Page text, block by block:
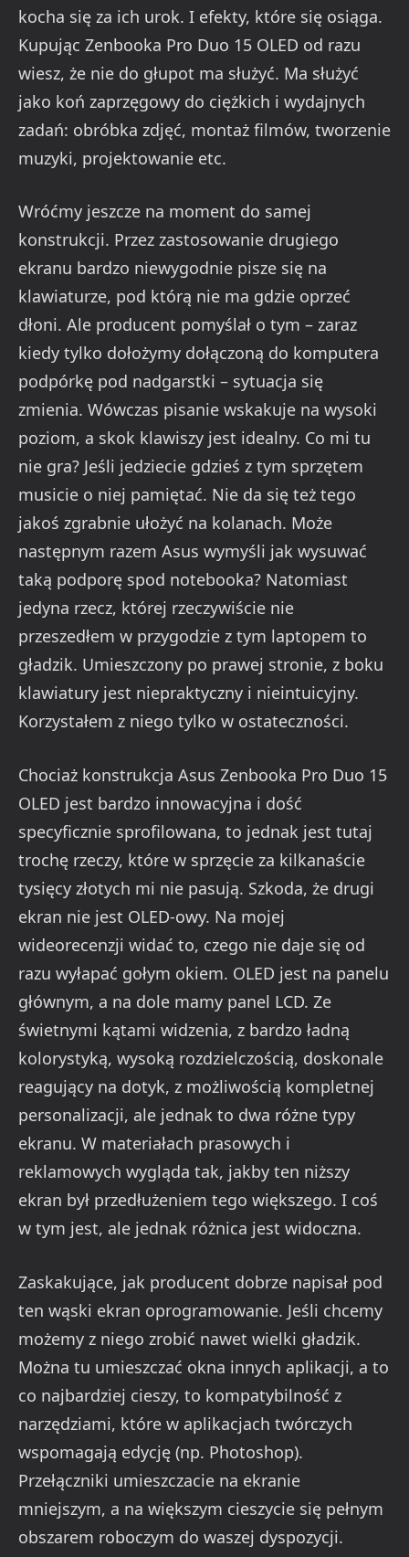
kocha się za ich urok. I efekty, które się osiąga.
Kupując Zenbooka Pro Duo 15 OLED od razu
wiesz, że nie do głupot ma służyć. Ma służyć
jako koń zaprzęgowy do ciężkich i wydajnych
zadań: obróbka zdjęć, montaż filmów, tworzenie
muzyki, projektowanie etc.
Wróćmy jeszcze na moment do samej
konstrukcji. Przez zastosowanie drugiego
ekranu bardzo niewygodnie pisze się na
klawiaturze, pod którą nie ma gdzie oprzeć
dłoni. Ale producent pomyślał o tym – zaraz
kiedy tylko dołożymy dołączoną do komputera
podpórkę pod nadgarstki – sytuacja się
zmienia. Wówczas pisanie wskakuje na wysoki
poziom, a skok klawiszy jest idealny. Co mi tu
nie gra? Jeśli jedziecie gdzieś z tym sprzętem
musicie o niej pamiętać. Nie da się też tego
jakoś zgrabnie ułożyć na kolanach. Może
następnym razem Asus wymyśli jak wysuwać
taką podporę spod notebooka? Natomiast
jedyna rzecz, której rzeczywiście nie
przeszedłem w przygodzie z tym laptopem to
gładzik. Umieszczony po prawej stronie, z boku
klawiatury jest niepraktyczny i nieintuicyjny.
Korzystałem z niego tylko w ostateczności.
Chociaż konstrukcja Asus Zenbooka Pro Duo 15
OLED jest bardzo innowacyjna i dość
specyficznie sprofilowana, to jednak jest tutaj
trochę rzeczy, które w sprzęcie za kilkanaście
tysięcy złotych mi nie pasują. Szkoda, że drugi
ekran nie jest OLED-owy. Na mojej
wideorecenzji widać to, czego nie daje się od
razu wyłapać gołym okiem. OLED jest na panelu
głównym, a na dole mamy panel LCD. Ze
świetnymi kątami widzenia, z bardzo ładną
kolorystyką, wysoką rozdzielczością, doskonale
reagujący na dotyk, z możliwością kompletnej
personalizacji, ale jednak to dwa różne typy
ekranu. W materiałach prasowych i
reklamowych wygląda tak, jakby ten niższy
ekran był przedłużeniem tego większego. I coś
w tym jest, ale jednak różnica jest widoczna.
Zaskakujące, jak producent dobrze napisał pod
ten wąski ekran oprogramowanie. Jeśli chcemy
możemy z niego zrobić nawet wielki gładzik.
Można tu umieszczać okna innych aplikacji, a to
co najbardziej cieszy, to kompatybilność z
narzędziami, które w aplikacjach twórczych
wspomagają edycję (np. Photoshop).
Przełączniki umieszczacie na ekranie
mniejszym, a na większym cieszycie się pełnym
obszarem roboczym do waszej dyspozycji.